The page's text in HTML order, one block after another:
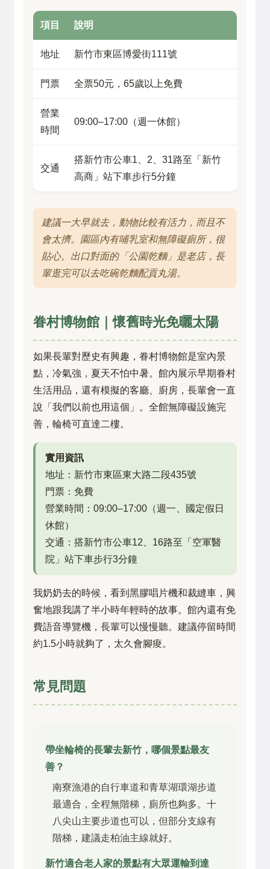
項目 說明
地址 新竹市東區博愛街111號
門票 全票50元，65歲以上免費
營業
時間
09:00–17:00（週一休館）
交通
搭新竹市公車1、2、31路至「新竹
高商」站下車步行5分鐘
建議一大早就去，動物比較有活力，而且不
會太擠。園區內有哺乳室和無障礙廁所，很
貼心。出口對面的「公園乾麵」是老店，長
輩逛完可以去吃碗乾麵配貢丸湯。
眷村博物館｜懷舊時光免曬太陽
如果長輩對歷史有興趣，眷村博物館是室內景
點，冷氣強，夏天不怕中暑。館內展示早期眷村
生活用品，還有模擬的客廳、廚房，長輩會一直
說「我們以前也用這個」。全館無障礙設施完
善，輪椅可直達二樓。
實用資訊
地址：新竹市東區東大路二段435號
門票：免費
營業時間：09:00–17:00（週一、國定假日
休館）
交通：搭新竹市公車12、16路至「空軍醫
院」站下車步行3分鐘
我奶奶去的時候，看到黑膠唱片機和裁縫車，興
奮地跟我講了半小時年輕時的故事。館內還有免
費語音導覽機，長輩可以慢慢聽。建議停留時間
約1.5小時就夠了，太久會腳痠。
常見問題
帶坐輪椅的長輩去新竹，哪個景點最友
善？
南寮漁港的自行車道和青草湖環湖步道
最適合，全程無階梯，廁所也夠多。十
八尖山主要步道也可以，但部分支線有
階梯，建議走柏油主線就好。
新竹適合老人家的景點有大眾運輸到達